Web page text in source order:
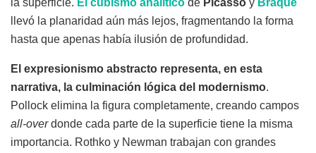
llevó la planaridad aún más lejos, fragmentando la forma
hasta que apenas había ilusión de profundidad.
El expresionismo abstracto representa, en esta
narrativa, la culminación lógica del modernismo.
Pollock elimina la figura completamente, creando campos
all-overdonde cada parte de la superficie tiene la misma
importancia. Rothko y Newman trabajan con grandes